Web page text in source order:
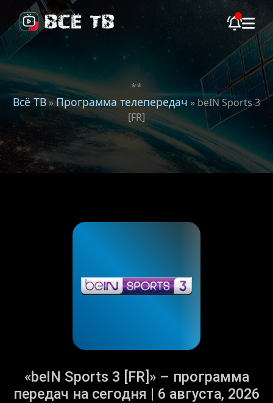
**
Всё ТВ»Программа телепередач » beIN Sports 3
[FR]
«beIN Sports 3 [FR]» – программа
передач на сегодня | 6 августа, 2026